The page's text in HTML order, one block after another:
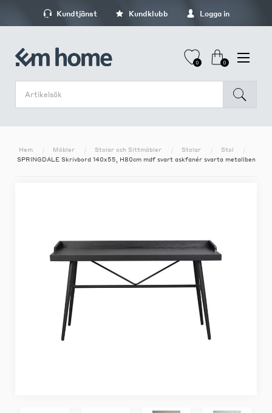
Kundtjänst Kundklubb Logga in
0 0
Hem Möbler Stolar och Sittmöbler Stolar
Stol
SPRINGDALE Skrivbord 140x55, H80cm mdf svart askfanér svarta metallben